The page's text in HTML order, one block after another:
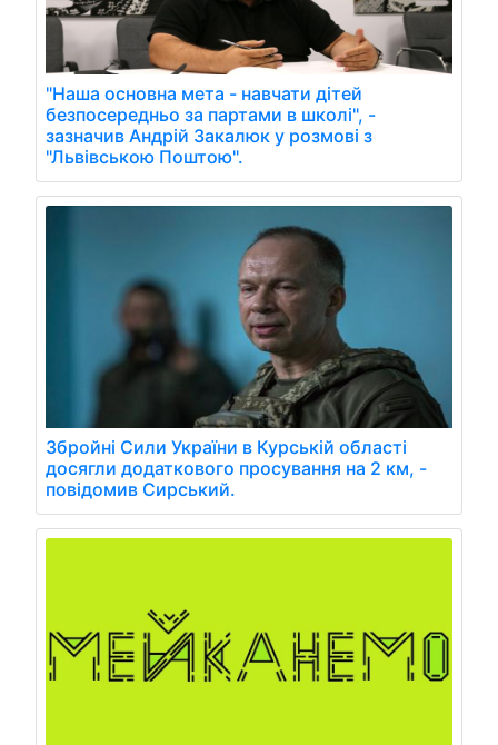
"Наша основна мета - навчати дітей
безпосередньо за партами в школі", -
зазначив Андрій Закалюк у розмові з
"Львівською Поштою".
Збройні Сили України в Курській області
досягли додаткового просування на 2 км, -
повідомив Сирський.